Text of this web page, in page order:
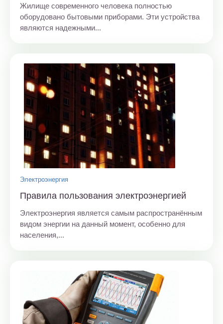
Жилище современного человека полностью
оборудовано бытовыми приборами. Эти устройства
являются надежными...
Электроэнергия
Правила пользования электроэнергией
Электроэнергия является самым распространённым
видом энергии на данный момент, особенно для
населения,...